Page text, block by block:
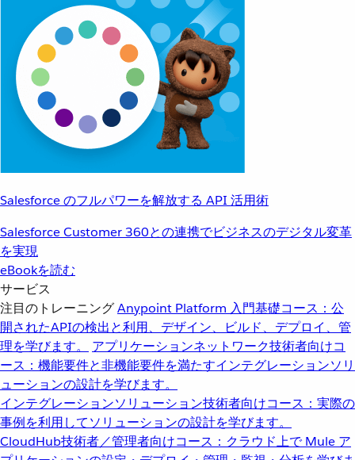
Salesforce のフルパワーを解放する API 活用術
Salesforce Customer 360との連携でビジネスのデジタル変革
を実現
eBookを読む
サービス
注目のトレーニングAnypoint Platform 入門基礎コース：公
開されたAPIの検出と利用、デザイン、ビルド、デプロイ、管
理を学びます。
アプリケーションネットワーク技術者向けコ
ース：機能要件と非機能要件を満たすインテグレーションソリ
ューションの設計を学びます。
インテグレーションソリューション技術者向けコース：実際の
事例を利用してソリューションの設計を学びます。
CloudHub技術者／管理者向けコース：クラウド上で Mule ア